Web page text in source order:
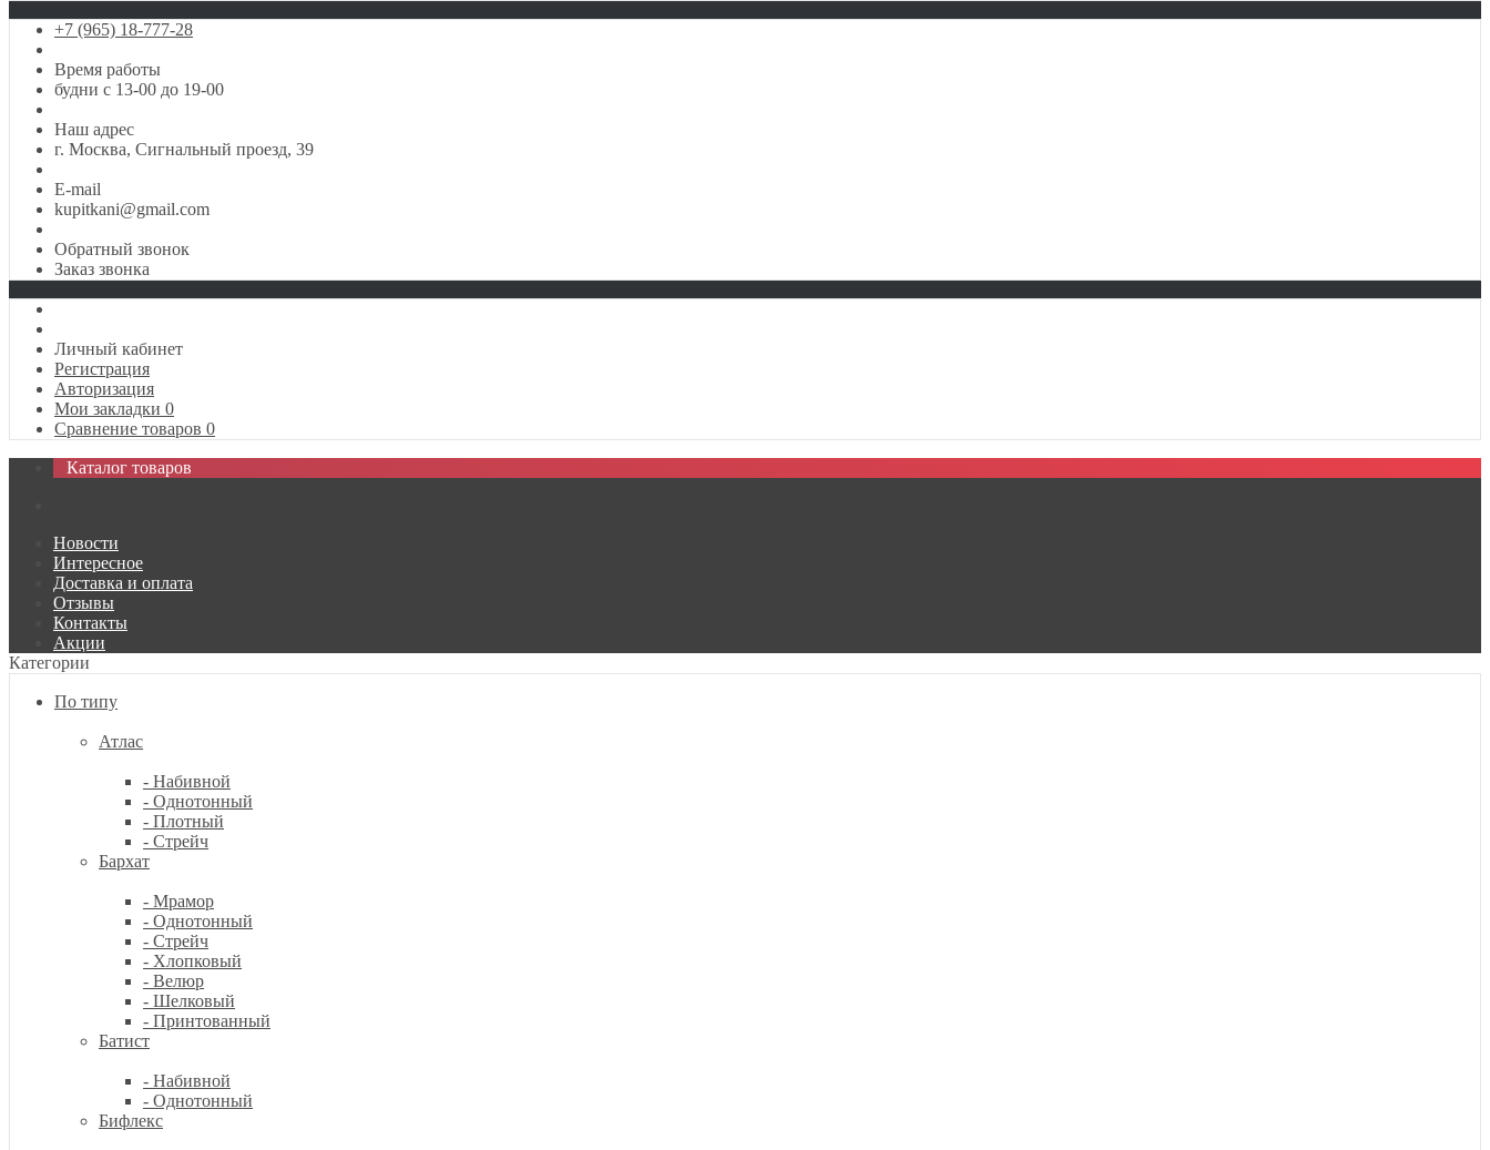
+7 (965) 18-777-28
Время работы
будни с 13-00 до 19-00
Наш адрес
г. Москва, Сигнальный проезд, 39
E-mail
kupitkani@gmail.com
Обратный звонок
Заказ звонка
Личный кабинет
Регистрация
Авторизация
Мои закладки 0
Сравнение товаров 0
Каталог товаров
Новости
Интересное
Доставка и оплата
Отзывы
Контакты
Акции
Категории
По типу
Атлас
- Набивной
- Однотонный
- Плотный
- Стрейч
Бархат
- Мрамор
- Однотонный
- Стрейч
- Хлопковый
- Велюр
- Шелковый
- Принтованный
Батист
- Набивной
- Однотонный
Бифлекс